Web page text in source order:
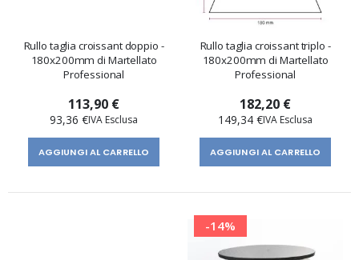
Rullo taglia croissant doppio -
180x200mm di Martellato
Professional
113,90 €
93,36 €
AGGIUNGI AL CARRELLO
Rullo taglia croissant triplo -
180x200mm di Martellato
Professional
182,20 €
149,34 €
AGGIUNGI AL CARRELLO
-14%